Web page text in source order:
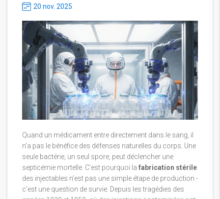
20 nov. 2025
Quand un médicament entre directement dans le sang, il
n’a pas le bénéfice des défenses naturelles du corps. Une
seule bactérie, un seul spore, peut déclencher une
septicémie mortelle. C’est pourquoi la fabrication stérile
des injectables n’est pas une simple étape de production -
c’est une question de survie. Depuis les tragédies des